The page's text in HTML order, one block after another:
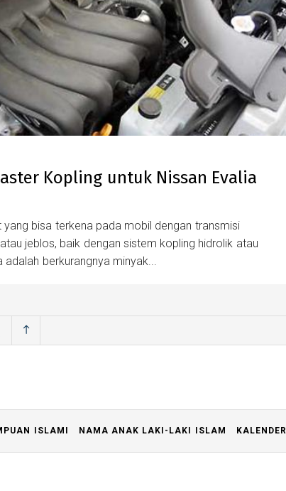
Kopling untuk Nissan Evalia
yang bisa terkena pada mobil dengan transmisi
jeblos, baik dengan sistem kopling hidrolik atau
berkurangnya minyak...
ISLAMI NAMA ANAK LAKI-LAKI ISLAM